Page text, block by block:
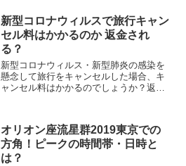
新型コロナウィルスで旅行キャン
セル料はかかるのか 返金され
る？
新型コロナウィルス・新型肺炎の感染を
懸念して旅行をキャンセルした場合、キ
ャンセル料はかかるのでしょうか？返金
オリオン座流星群2019東京での
方角！ピークの時間帯・日時と
は？